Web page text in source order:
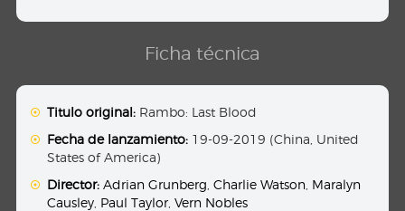
Ficha técnica
Titulo original: Rambo: Last Blood
Fecha de lanzamiento: 19-09-2019 (China, United
States of America)
Director: Adrian Grunberg ,Charlie Watson Maralyn
Causley Paul Taylor ,Vern Nobles